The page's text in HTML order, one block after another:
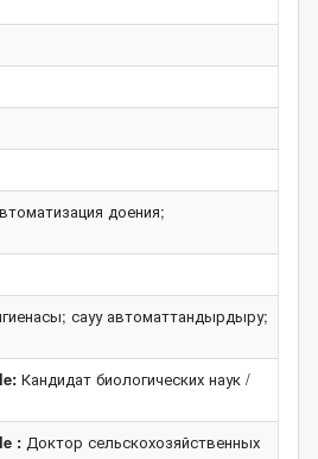
доения;
сауу автоматтандырдыру;
Кандидат биологических наук /
: Доктор сельскохозяйственных